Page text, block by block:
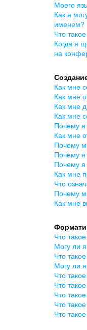
Моего
Как я
именем?
Что
Когда я
на
Как мне
Как мне
Как мне
Как мне
Почему я
Как мне
Почему
Почему я
Почему я
Как мне
Что
Почему
Как мне
Что
Могу ли
Что
Могу ли
Что
Что
Что
Что
Что